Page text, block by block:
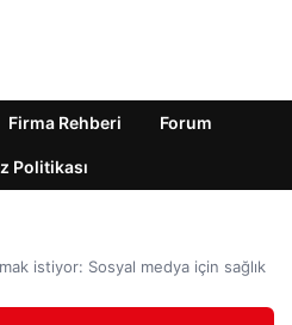
Firma Rehberi Forum
Politikası
istiyor: Sosyal medya için sağlık